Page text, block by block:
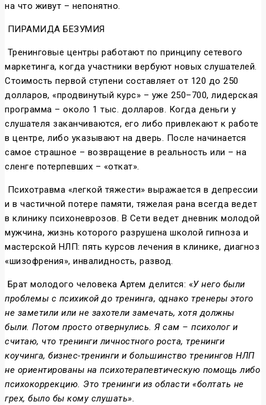
на что живут – непонятно.
ПИРАМИДА БЕЗУМИЯ
Тренинговые центры работают по принципу сетевого
маркетинга, когда участники вербуют новых слушателей.
Стоимость первой ступени составляет от 120 до 250
долларов, «продвинутый курс» – уже 250–700, лидерская
программа – около 1 тыс. долларов. Когда деньги у
слушателя заканчиваются, его либо привлекают к работе
в центре, либо указывают на дверь. После начинается
самое страшное – возвращение в реальность или – на
сленге потерпевших – «откат».
Психотравма «легкой тяжести» выражается в депрессии
и в частичной потере памяти, тяжелая рана всегда ведет
в клинику психоневрозов. В Сети ведет дневник молодой
мужчина, жизнь которого разрушена школой гипноза и
мастерской НЛП: пять курсов лечения в клинике, диагноз
«шизофрения», инвалидность, развод.
Брат молодого человека Артем делится: «У него были
проблемы с психикой до тренинга, однако тренеры этого
не заметили или не захотели замечать, хотя должны
были. Потом просто отвернулись. Я сам – психолог и
считаю, что тренинги личностного роста, тренинги
коучинга, бизнес-тренинги и большинство тренингов НЛП
не ориентированы на психотерапевтическую помощь либо
психокоррекцию. Это тренинги из области «болтать не
грех, было бы кому слушать».